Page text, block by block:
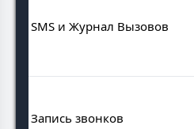
SMS и Журнал Вызовов
Запись звонков